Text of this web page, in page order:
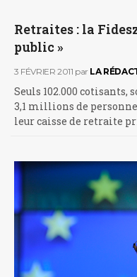
Retraites : la
public »
3 FÉVRIER 2011 par LA
Seuls 102.000 cotisants,
3,1 millions de
leur caisse de retraite